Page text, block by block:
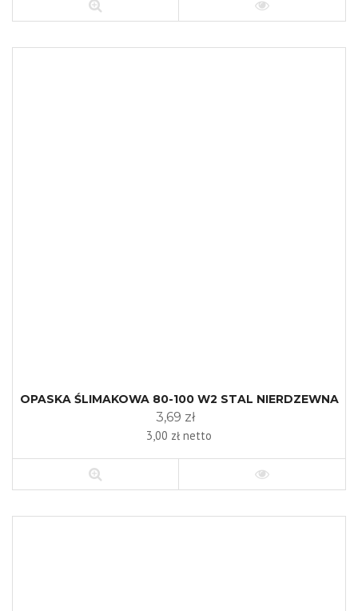
OPASKA ŚLIMAKOWA 80-100 W2 STAL NIERDZEWNA
3,69 zł
3,00 zł netto